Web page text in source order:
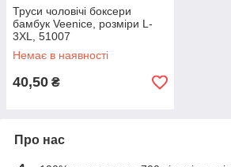
Труси чоловічі боксери
бамбук Veenice, розміри L-
3XL, 51007
Немає в наявності
40,50 ₴
Про нас